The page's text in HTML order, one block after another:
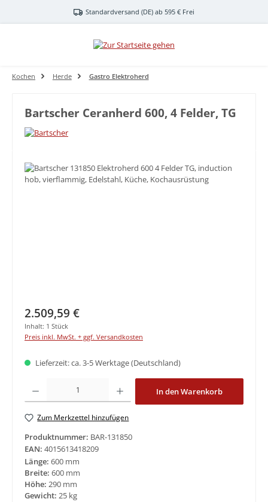
Zum Hauptinhalt springenStandardversand (DE) ab 595 € Frei
Kochen Herde Gastro Elektroherd
Bartscher Ceranherd 600, 4 Felder, TG
Bildergalerie überspringen
Regulärer Preis:
2.509,59 €
Inhalt: 1 Stück
Preis inkl. MwSt. + ggf. Versandkosten
Lieferzeit: ca. 3-5 Werktage (Deutschland)
Produkt Anzahl: Gib den gewünschten Wert ein oder benutze die
In den Warenkorb
Zum Merkzettel hinzufügen
Produktnummer: BAR-131850
EAN: 4015613418209
Länge: 600 mm
Breite: 600 mm
Höhe: 290 mm
Gewicht: 25 kg